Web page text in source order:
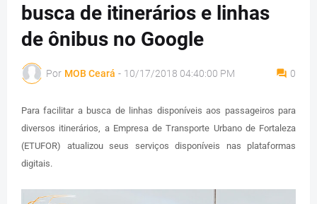
busca de itinerários e linhas
de ônibus no Google
Por MOB Ceará - 10/17/2018 04:40:00 PM 0
Para facilitar a busca de linhas disponíveis aos passageiros para
diversos itinerários, a Empresa de Transporte Urbano de Fortaleza
(ETUFOR) atualizou seus serviços disponíveis nas plataformas
digitais.